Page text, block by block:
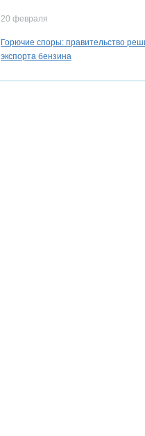
20 февраля
Горючие споры: правительство
экспорта бензина